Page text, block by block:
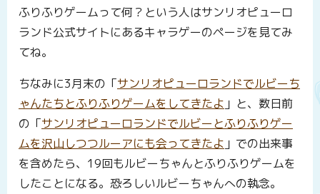
ふりふりゲームって何？という人はサンリオピューロ
ランド公式サイトにあるキャラゲーのページを見てみ
てね。
ちなみに3月末の「サンリオピューロランドでルビーち
ゃんたちとふりふりゲームをしてきたよ 」と、数日前
の「サンリオピューロランドでルビーとふりふりゲー
ムを沢山しつつルーアにも会ってきたよ 」での出来事
を含めたら、19回もルビーちゃんとふりふりゲームを
したことになる。恐ろしいルビーちゃんへの執念。